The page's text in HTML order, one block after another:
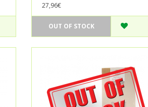
27,96€
OUT OF STOCK